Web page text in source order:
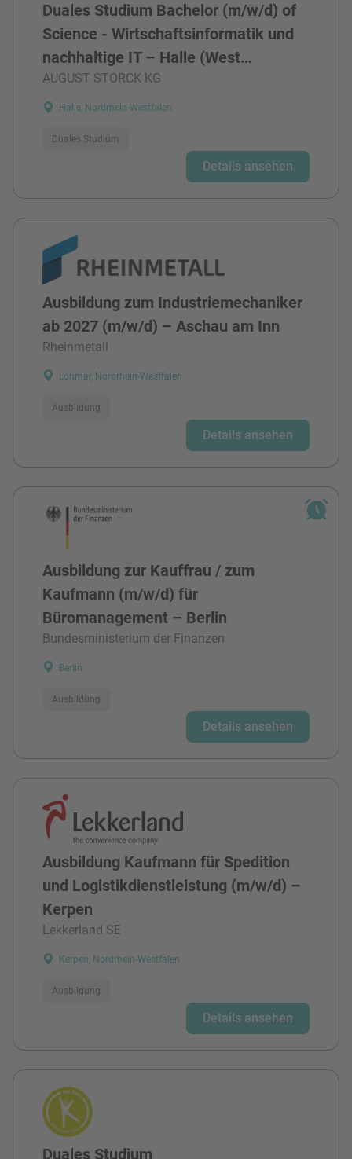
Duales Studium Bachelor (m/w/d) of
Science - Wirtschaftsinformatik und
nachhaltige IT – Halle (West…
AUGUST STORCK KG
Halle, Nordrhein-Westfalen
Duales Studium
Details ansehen
Ausbildung zum Industriemechaniker
ab 2027 (m/w/d) – Aschau am Inn
Rheinmetall
Lohmar, Nordrhein-Westfalen
Ausbildung
Details ansehen
Ausbildung zur Kauffrau / zum
Kaufmann (m/w/d) für
Büromanagement – Berlin
Bundesministerium der Finanzen
Berlin
Ausbildung
Details ansehen
Ausbildung Kaufmann für Spedition
und Logistikdienstleistung (m/w/d) –
Kerpen
Lekkerland SE
Kerpen, Nordrhein-Westfalen
Ausbildung
Details ansehen
Duales Studium